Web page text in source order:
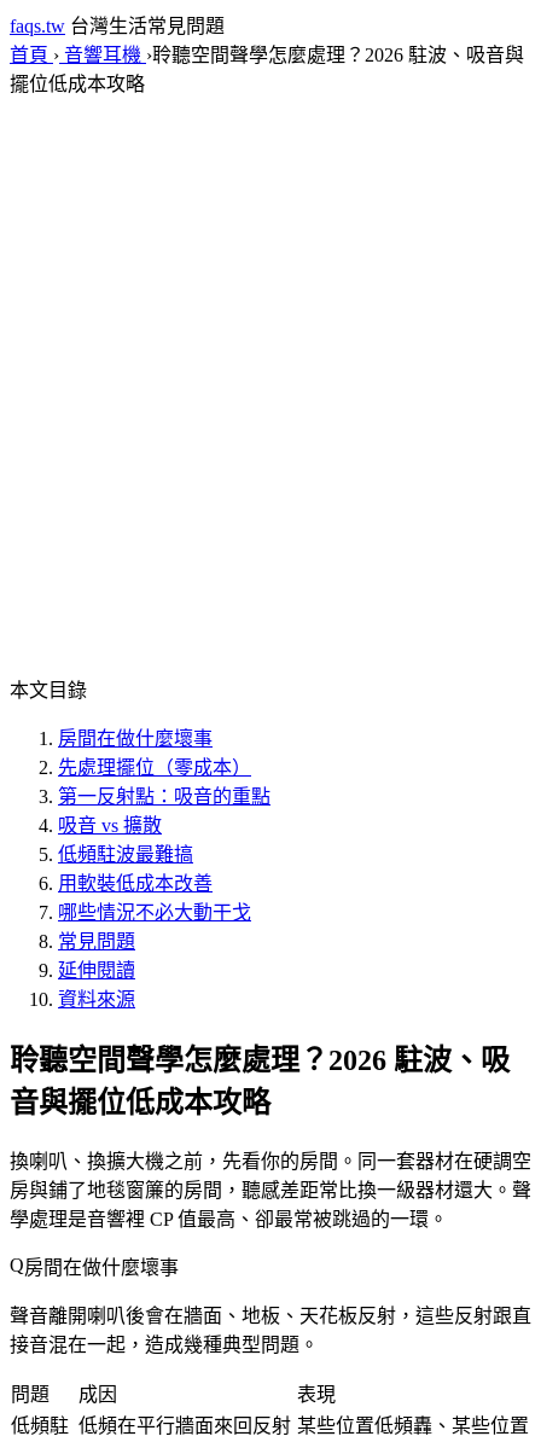
faqs.tw 台灣生活常見問題
首頁 › 音響耳機 ›聆聽空間聲學怎麼處理？2026 駐波、吸音與
擺位低成本攻略
本文目錄
房間在做什麼壞事
先處理擺位（零成本）
第一反射點：吸音的重點
吸音 vs 擴散
低頻駐波最難搞
用軟裝低成本改善
哪些情況不必大動干戈
常見問題
延伸閱讀
資料來源
聆聽空間聲學怎麼處理？2026 駐波、吸
音與擺位低成本攻略
換喇叭、換擴大機之前，先看你的房間。同一套器材在硬調空
房與鋪了地毯窗簾的房間，聽感差距常比換一級器材還大。聲
學處理是音響裡 CP 值最高、卻最常被跳過的一環。
房間在做什麼壞事
聲音離開喇叭後會在牆面、地板、天花板反射，這些反射跟直
接音混在一起，造成幾種典型問題。
問題 成因
表現
低頻駐 低頻在平行牆面來回反射 某些位置低頻轟、某些位置